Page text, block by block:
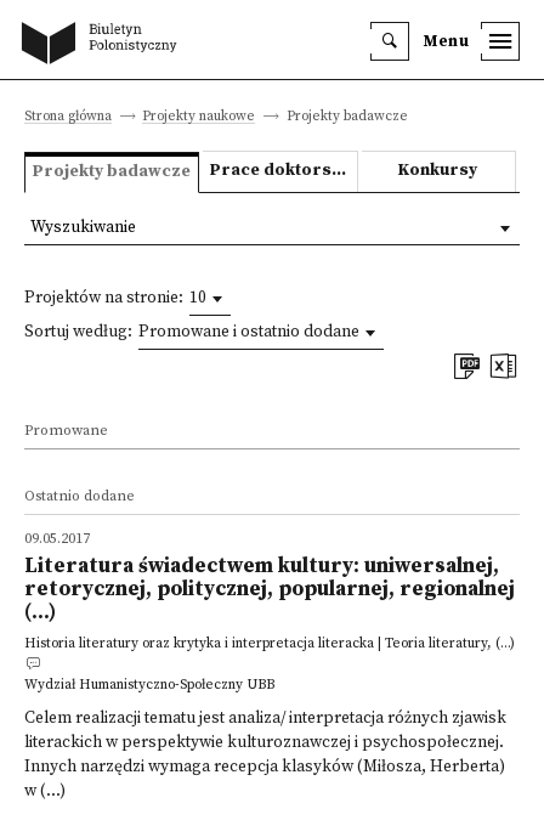
Menu
Strona główna Projekty naukowe Projekty badawcze
Projekty badawcze Prace doktorskie i habilitacyjne Konkursy
Projektów na stronie: 10
Sortuj według: Promowane i ostatnio dodane
Promowane
Ostatnio dodane
09.05.2017
Literatura świadectwem kultury: uniwersalnej,
retorycznej, politycznej, popularnej, regionalnej
(...)
Historia literatury oraz krytyka i interpretacja literacka | Teoria literatury, (...)
Wydział Humanistyczno-Społeczny UBB
Celem realizacji tematu jest analiza/ interpretacja różnych zjawisk
literackich w perspektywie kulturoznawczej i psychospołecznej.
Innych narzędzi wymaga recepcja klasyków (Miłosza, Herberta)
w (...)
Wyszukiwanie